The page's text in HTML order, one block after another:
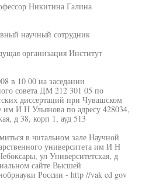
Никитина Галина
научный сотрудник
организация Институт
в 10 00 на заседании
совета ДМ 212 301 05 по
диссертаций при Чувашском
им И Н Ульянова по адресу 428034,
д 38, корп 1, ауд 513
в читальном зале Научной
университета им И Н
ул Университетская, д
сайте Высшей
России - http //vak ed gov